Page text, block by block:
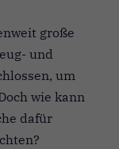
große
und
um
wie kann
dafür